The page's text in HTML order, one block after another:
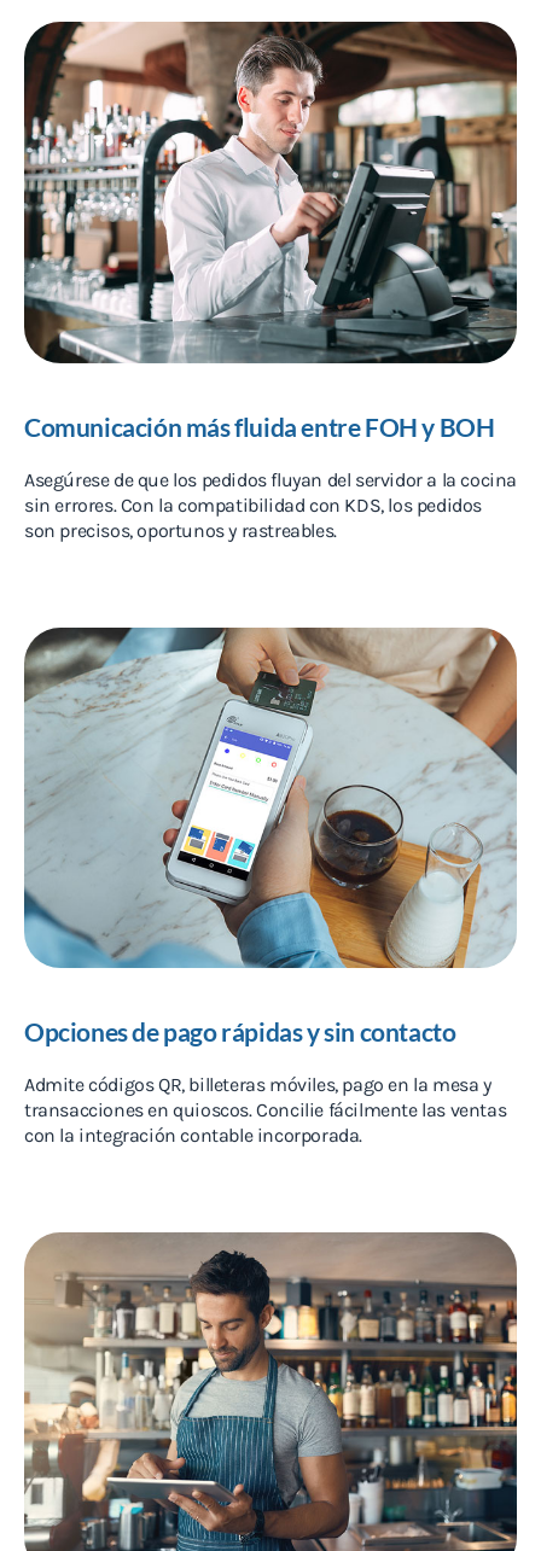
Comunicación más fluida entre FOH y BOH
Asegúrese de que los pedidos fluyan del servidor a la cocina
sin errores. Con la compatibilidad con KDS, los pedidos
son precisos, oportunos y rastreables.
Opciones de pago rápidas y sin contacto
Admite códigos QR, billeteras móviles, pago en la mesa y
transacciones en quioscos. Concilie fácilmente las ventas
con la integración contable incorporada.